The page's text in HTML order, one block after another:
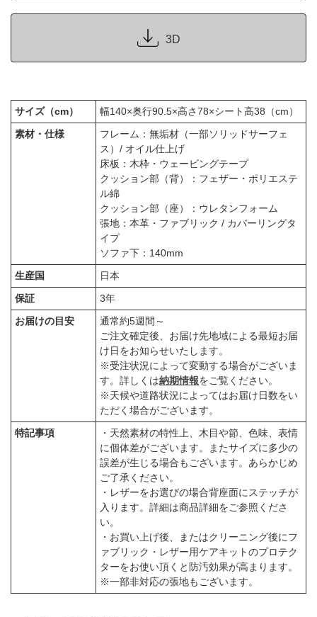
3D
サイズ（cm）
幅140×奥行90.5×高さ78×シート高38（cm）
素材・仕様
フレーム：無垢材（一部ソリッドサーフェ
ス）/ オイル仕上げ
床板：木枠・ウェービングテープ
クッション部（背）：フェザー・ポリエステ
ル綿
クッション部（座）：ウレタンフォーム
張地：本革・ファブリック / カバーリングタ
イプ
ソファ下：140mm
生産国
日本
保証
3年
お届けの目安
通常約5週間～
ご注文確定後、お届け先地域による最短お届
け日をお知らせいたします。
※受注状況によって変動する場合がございま
す。詳しくは納期情報をご覧ください。
※天候や道路状況によってはお届け日数をい
ただく場合がございます。
特記事項
・天然素材の特性上、木目や節、色味、表情
に個体差がございます。またサイズに多少の
誤差が生じる場合もございます。あらかじめ
ご了承ください。
・レザーをお選びの場合背座面にステッチが
入ります。詳細は商品詳細をご参照くださ
い。
・お買い上げ後、またはクリーニング後にフ
ァブリック・レザー用ケアキットのプロテク
ターをお使い頂くと防汚効果が高まります。
※一部非対応の張地もございます。